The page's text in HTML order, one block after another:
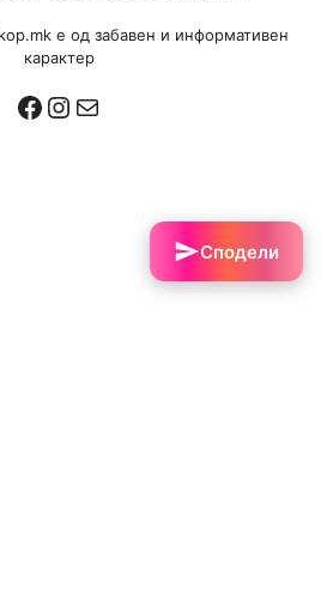
е од забавен и информативен
карактер
Facebook
Instagram
Mail
Сподели